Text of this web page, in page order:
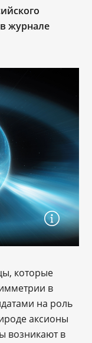
в журнале
которые
в
на роль
аксионы
возникают в